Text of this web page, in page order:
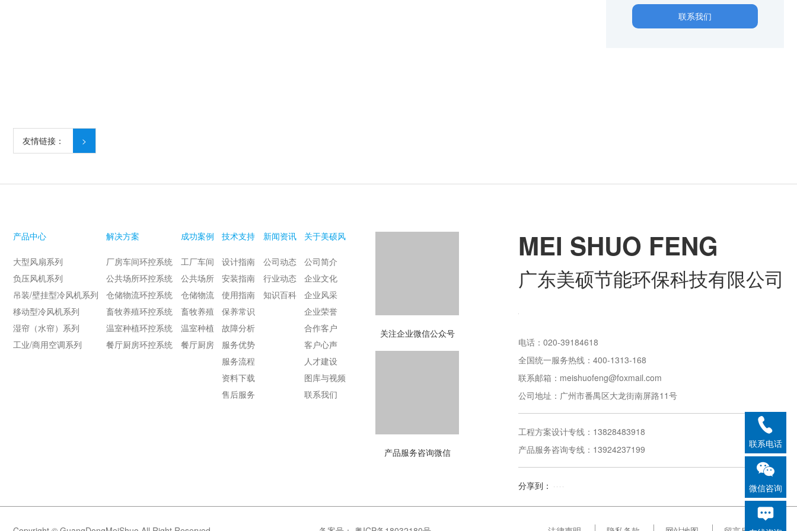
联系我们
友情链接： >
产品中心
大型风扇系列
负压风机系列
吊装/壁挂型冷风机系列
移动型冷风机系列
湿帘（水帘）系列
工业/商用空调系列
解决方案
厂房车间环控系统
公共场所环控系统
仓储物流环控系统
畜牧养殖环控系统
温室种植环控系统
餐厅厨房环控系统
成功案例
工厂车间
公共场所
仓储物流
畜牧养殖
温室种植
餐厅厨房
技术支持
设计指南
安装指南
使用指南
保养常识
故障分析
服务优势
服务流程
资料下载
售后服务
新闻资讯
公司动态
行业动态
知识百科
关于美硕风
公司简介
企业文化
企业风采
企业荣誉
合作客户
客户心声
人才建设
图库与视频
联系我们
关注企业微信公众号
产品服务咨询微信
MEI SHUO FENG
广东美硕节能环保科技有限公司
电话：020-39184618
全国统一服务热线：400-1313-168
联系邮箱：meishuofeng@foxmail.com
公司地址：广州市番禺区大龙街南屏路11号
工程方案设计专线：13828483918
产品服务咨询专线：13924237199
分享到：
联系电话
微信咨询